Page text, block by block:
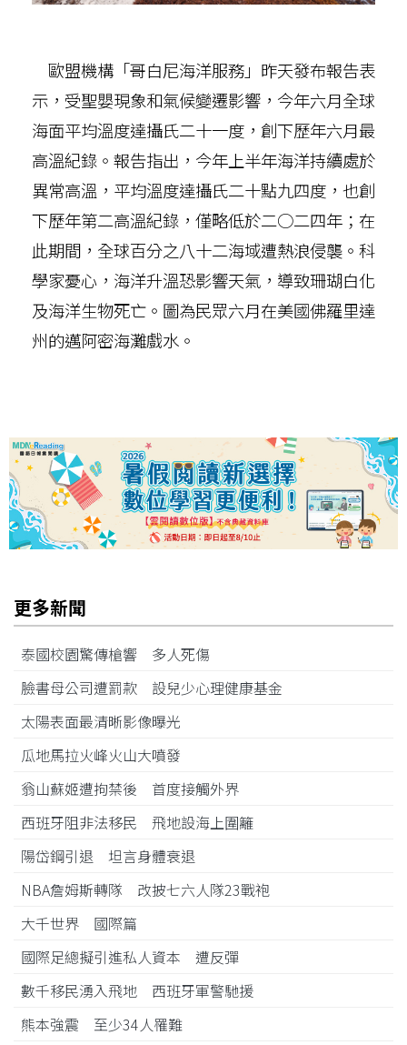
歐盟機構「哥白尼海洋服務」昨天發布報告表
示，受聖嬰現象和氣候變遷影響，今年六月全球
海面平均溫度達攝氏二十一度，創下歷年六月最
高溫紀錄。報告指出，今年上半年海洋持續處於
異常高溫，平均溫度達攝氏二十點九四度，也創
下歷年第二高溫紀錄，僅略低於二○二四年；在
此期間，全球百分之八十二海域遭熱浪侵襲。科
學家憂心，海洋升溫恐影響天氣，導致珊瑚白化
及海洋生物死亡。圖為民眾六月在美國佛羅里達
州的邁阿密海灘戲水。
更多新聞
泰國校園驚傳槍響 多人死傷
臉書母公司遭罰款 設兒少心理健康基金
太陽表面最清晰影像曝光
瓜地馬拉火峰火山大噴發
翁山蘇姬遭拘禁後 首度接觸外界
西班牙阻非法移民 飛地設海上圍籬
陽岱鋼引退 坦言身體衰退
NBA詹姆斯轉隊 改披七六人隊23戰袍
大千世界 國際篇
國際足總擬引進私人資本 遭反彈
數千移民湧入飛地 西班牙軍警馳援
熊本強震 至少34人罹難